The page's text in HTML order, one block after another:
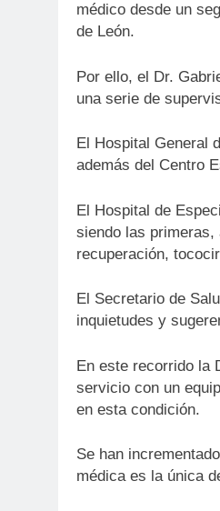
médico desde un
de León.
Por ello, el Dr.
una serie de
El Hospital General
además del Centro
El Hospital de
siendo las primeras,
recuperación,
El Secretario de
inquietudes y
En este recorrido la
servicio con un
en esta condición.
Se han
médica es la única